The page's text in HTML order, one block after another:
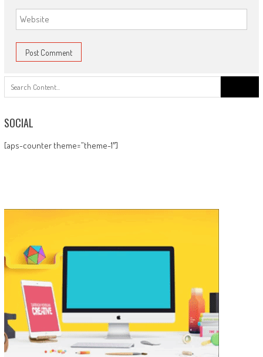
for:
SOCIAL
[aps-counter theme=”theme-1″]